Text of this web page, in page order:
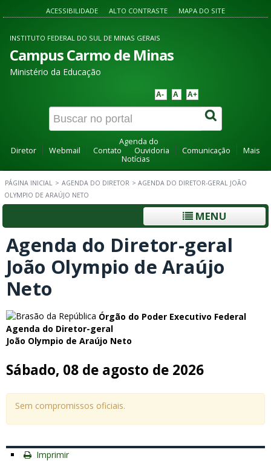
ACESSIBILIDADE ALTO CONTRASTE MAPA DO SITE
INSTITUTO FEDERAL DO SUL DE MINAS GERAIS
Campus Carmo de Minas
Ministério da Educação
A- A A+
Agenda do
Diretor
Webmail Contato Ouvidoria Comunicação
Mais
Notícias
PÁGINA INICIAL > AGENDA DO DIRETOR > AGENDA DO DIRETOR-GERAL JOÃO
OLYMPIO DE ARAÚJO NETO
MENU
Agenda do Diretor-geral
João Olympio de Araújo
Neto
Órgão do Poder Executivo Federal
Agenda do Diretor-geral
João Olympio de Araújo Neto
Sábado, 08 de agosto de 2026
Sem compromissos oficiais.
Imprimir